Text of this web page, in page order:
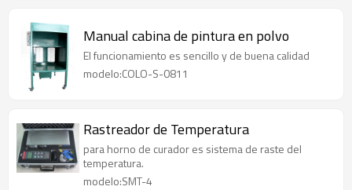
Manual cabina de pintura en polvo
El funcionamiento es sencillo y de buena calidad
modelo:COLO-S-0811
Rastreador de Temperatura
para horno de curador es sistema de raste del
temperatura.
modelo:SMT-4